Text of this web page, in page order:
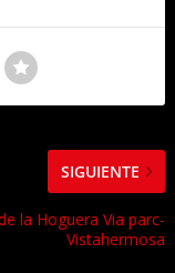
SIGUIENTE
la Hoguera Via parc-
Vistahermosa